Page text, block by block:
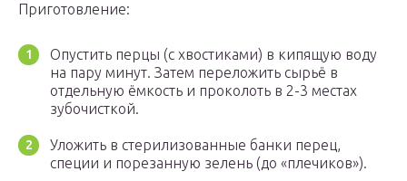
Приготовление:
Опустить перцы (с хвостиками) в кипящую воду
на пару минут. Затем переложить сырьё в
отдельную ёмкость и проколоть в 2-3 местах
зубочисткой.
Уложить в стерилизованные банки перец,
специи и порезанную зелень (до «плечиков»).